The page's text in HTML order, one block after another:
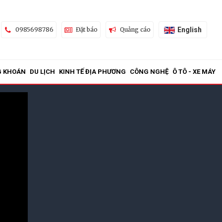
0985698786 Đặt báo Quảng cáo English
KHOÁN DU LỊCH KINH TẾ ĐỊA PHƯƠNG CÔNG NGHỆ Ô TÔ - XE MÁY